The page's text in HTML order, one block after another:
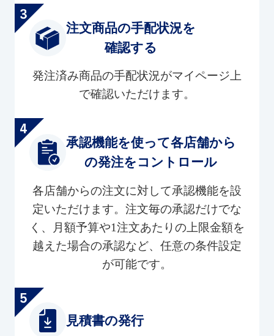
注文商品の手配状況を
確認する
発注済み商品の手配状況がマイページ上
で確認いただけます。
承認機能を使って各店舗から
の発注をコントロール
各店舗からの注文に対して承認機能を設
定いただけます。注文毎の承認だけでな
く、月額予算や1注文あたりの上限金額を
越えた場合の承認など、任意の条件設定
が可能です。
見積書の発行